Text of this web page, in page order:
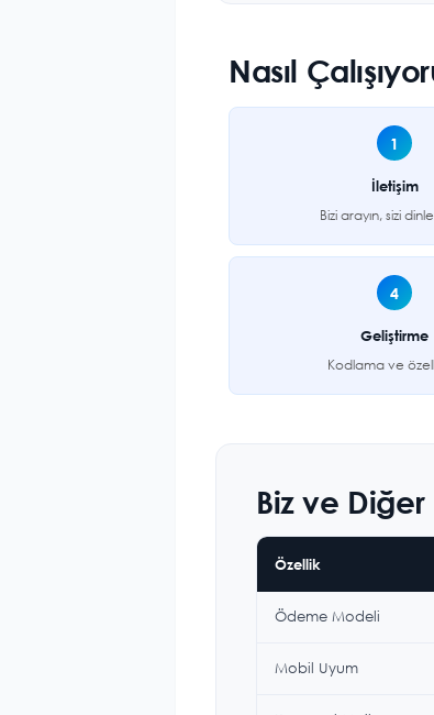
Nasıl
1
İletişim
Bizi arayın, sizi
4
Geliştirme
Kodlama ve
Biz ve Diğer
Özellik
Ödeme Modeli
Mobil Uyum